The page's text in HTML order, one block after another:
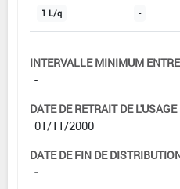
1 L/q -
INTERVALLE MINIMUM
-
DATE DE RETRAIT DE L'USAGE
01/11/2000
DATE DE FIN DE
-